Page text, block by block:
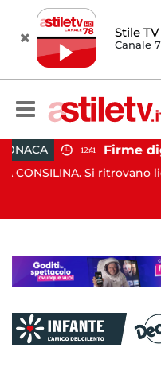
Stile
Canale
liquidatori e